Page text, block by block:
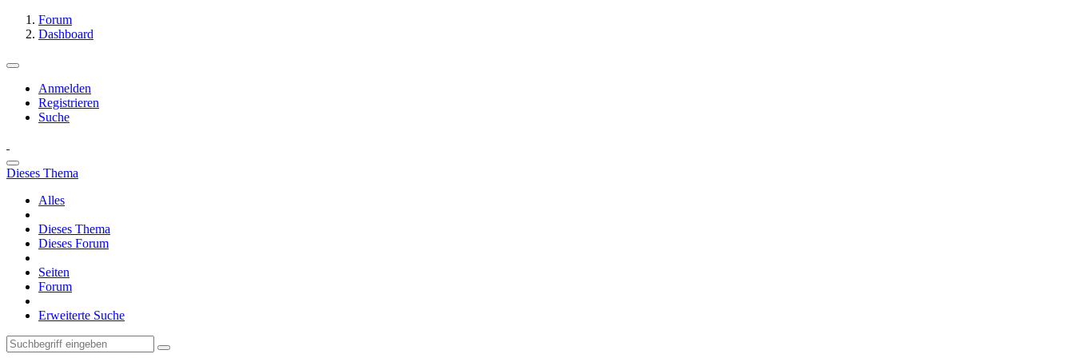
Forum
Dashboard
Anmelden
Registrieren
Suche
Dieses Thema
Alles
Dieses Thema
Dieses Forum
Seiten
Forum
Erweiterte Suche